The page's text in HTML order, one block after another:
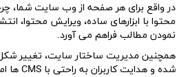
در واقع برای هر صفحه از وب سایت شما،
محتوا با ابزارهای ساده، ویرایش محتوا،
نمودن مطالب فراهم می آورد.
همچنین مدیریت ساختار سایت، تغییر
شده و هدایت کاربران به راحتی با CMS ها امکان پذیر می باشد.